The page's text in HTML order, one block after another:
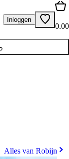
Inloggen
0.00
Alles van Robijn